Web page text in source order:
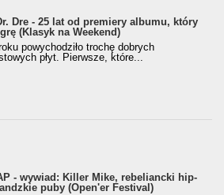
Dre - 25 lat od premiery albumu, który
(Klasyk na Weekend)
powychodziło trochę dobrych
płyt. Pierwsze, które...
- wywiad: Killer Mike, rebeliancki hip-
puby (Open'er Festival)